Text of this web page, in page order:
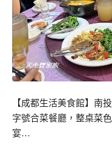
【成都生活美食館】南
字號合菜餐廳，整桌菜
宴…